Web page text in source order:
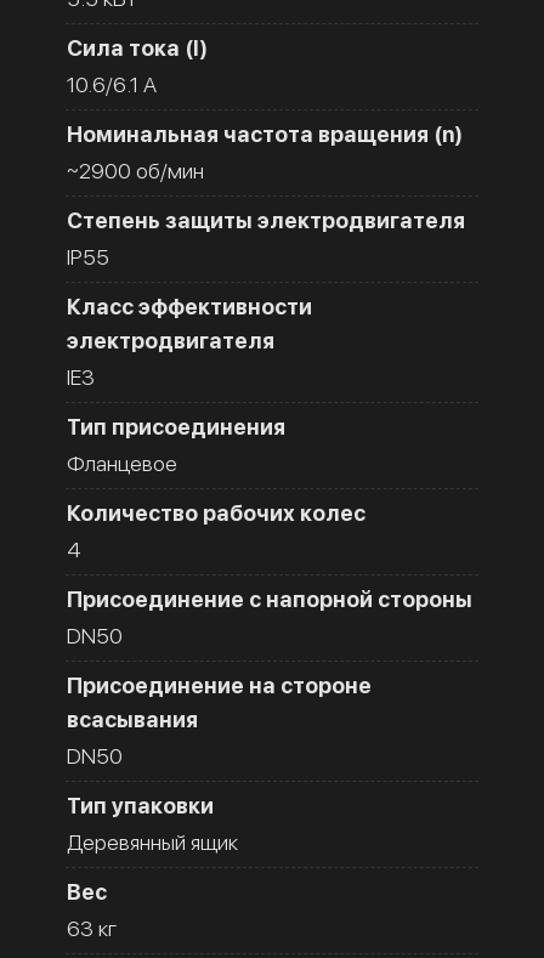
Сила тока (I)
10.6/6.1 A
Номинальная частота вращения (n)
~2900 об/мин
Степень защиты электродвигателя
IP55
Класс эффективности
электродвигателя
IE3
Тип присоединения
Фланцевое
Количество рабочих колес
4
Присоединение с напорной стороны
DN50
Присоединение на стороне
всасывания
DN50
Тип упаковки
Деревянный ящик
Вес
63 кг